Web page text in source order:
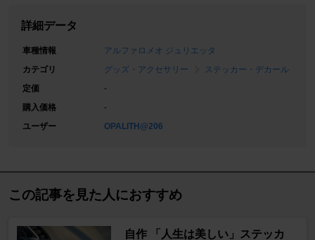
詳細データ
車種情報
アルファロメオ ジュリエッタ
カテゴリ
グッズ・アクセサリー
ステッカー・デカール
定価
-
購入価格
-
ユーザー
OPALITH@206
この記事を見た人におすすめ
自作 「人生は美しい」ステッカ